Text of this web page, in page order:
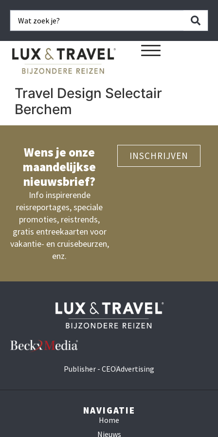
Travel Design Selectair
Berchem
Wens je onze
maandelijkse
nieuwsbrief?
Info inspirerende
reisreportages, speciale
promoties, reistrends,
gratis entreekaarten voor
vakantie- en cruisebeurzen,
enz.
INSCHRIJVEN
Publisher - CEOAdvertising
NAVIGATIE
Home
Nieuws